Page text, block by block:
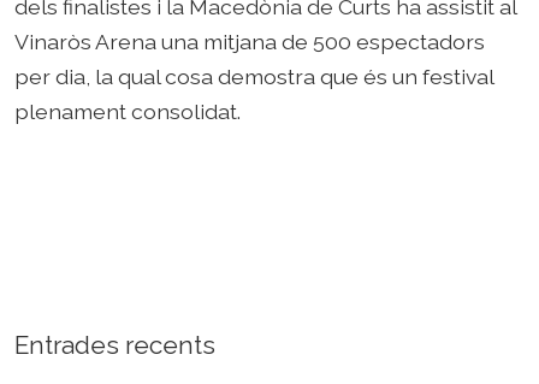
dels finalistes i la Macedònia de Curts ha assistit al
Vinaròs Arena una mitjana de 500 espectadors
per dia, la qual cosa demostra que és un festival
plenament consolidat.
Entrades recents